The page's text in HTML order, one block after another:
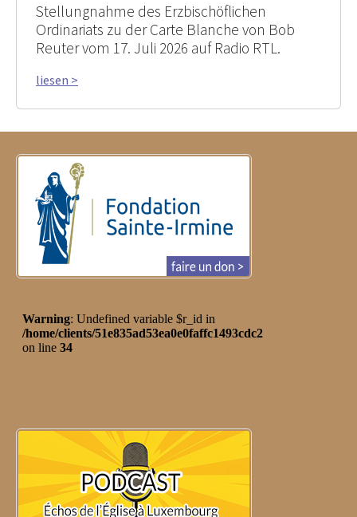
Stellungnahme des Erzbischöflichen
Ordinariats zu der Carte Blanche von Bob
Reuter vom 17. Juli 2026 auf Radio RTL.
liesen >